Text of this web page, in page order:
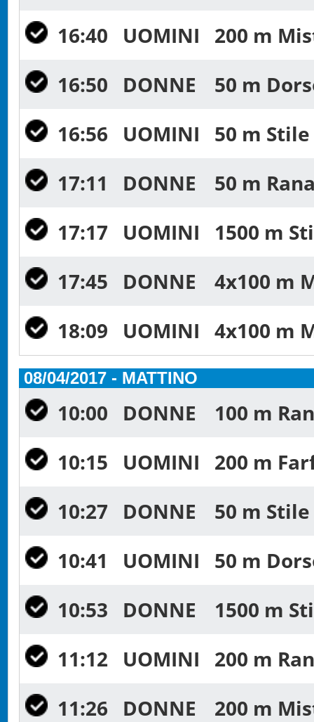
16:40
UOMINI 200 m
16:50
DONNE
50 m
16:56
UOMINI 50 m
17:11
DONNE
50 m
17:17
UOMINI 1500 m
17:45
DONNE
4x100 m
18:09
UOMINI 4x100 m
08/04/2017 - MATTINO
10:00 DONNE
100 m
10:15
UOMINI 200 m
10:27
DONNE
50 m
10:41
UOMINI 50 m
10:53
DONNE
1500 m
11:12
UOMINI 200 m
11:26
DONNE
200 m